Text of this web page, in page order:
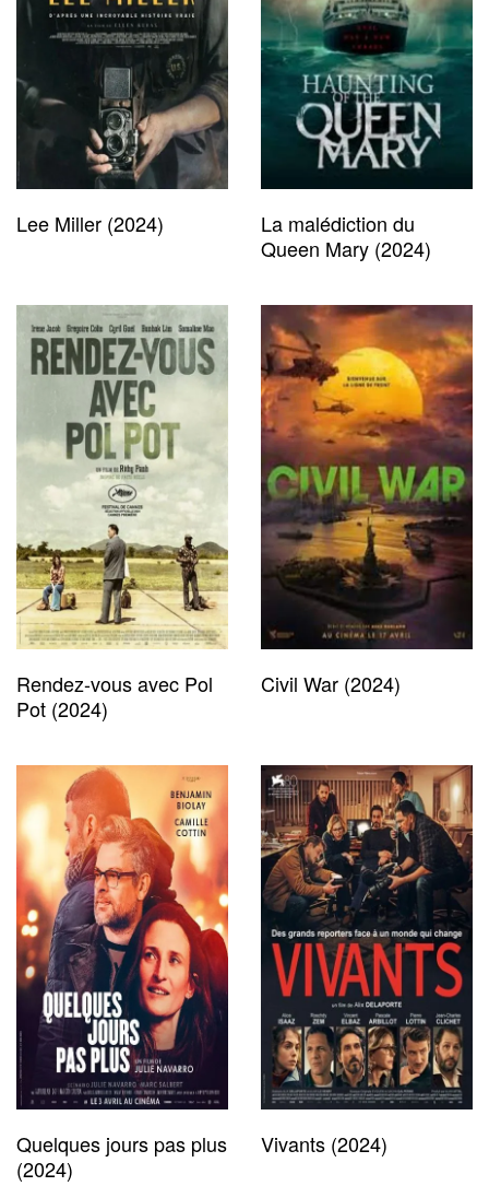
Lee Miller (2024)
La malédiction du
Queen Mary (2024)
Rendez-vous avec Pol
Pot (2024)
Civil War (2024)
Quelques jours pas plus
(2024)
Vivants (2024)